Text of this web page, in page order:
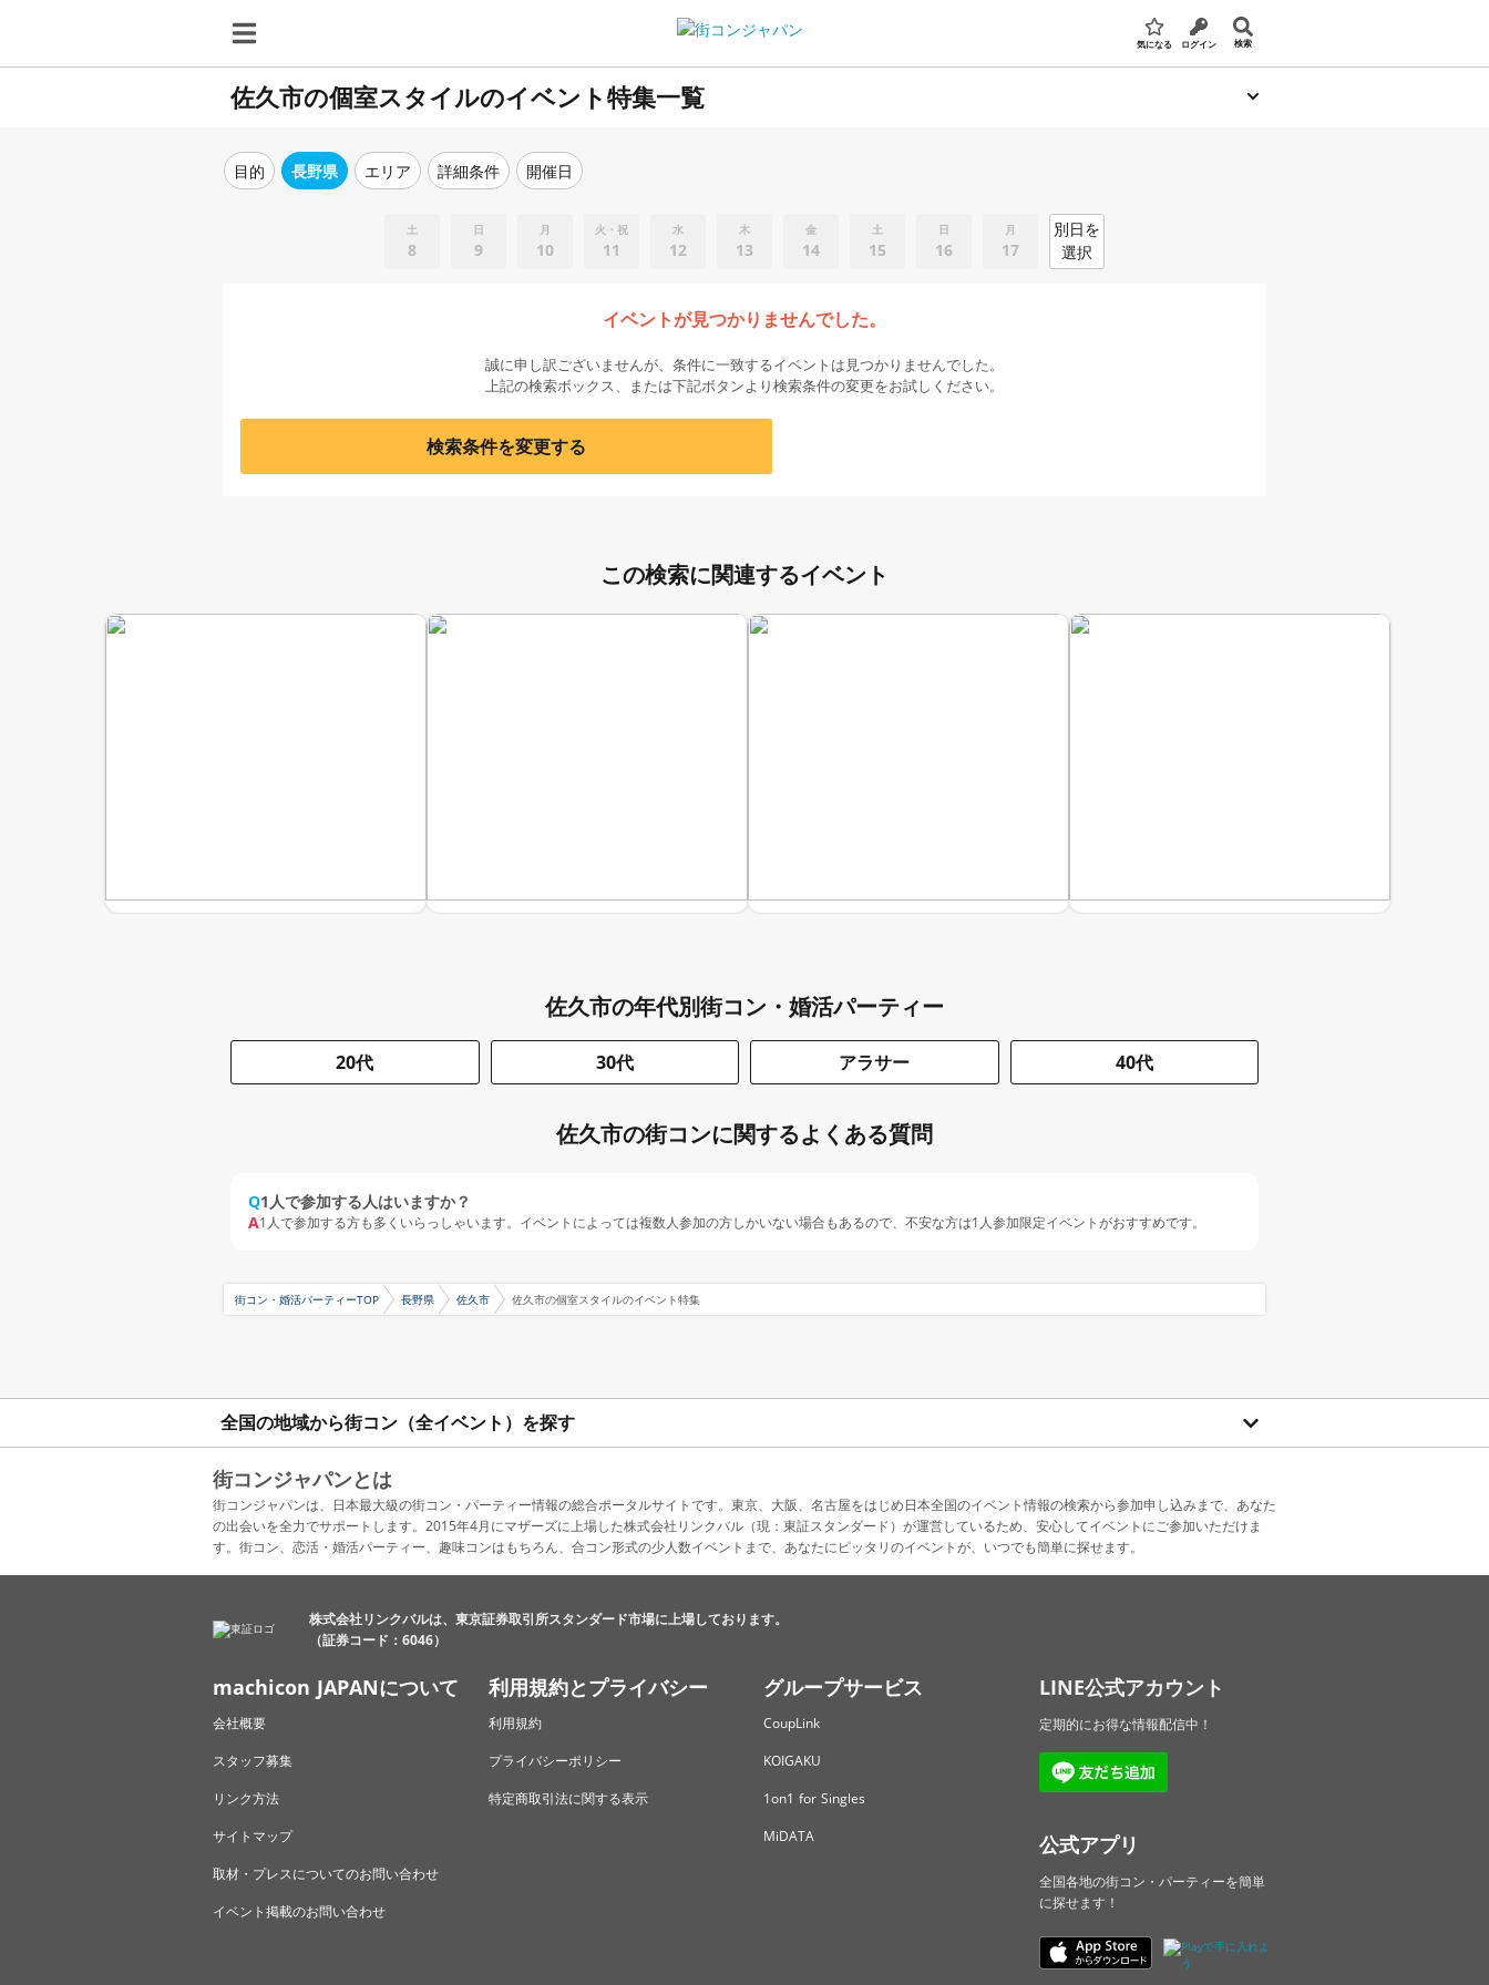
気になる ログイン 検索
佐久市の個室スタイルのイベント特集一覧
目的 長野県 エリア 詳細条件 開催日
土
8
日
9
月
10
火・祝
11
水
12
木
13
金
14
土
15
日
16
月
17
別日を
選択
イベントが見つかりませんでした。
誠に申し訳ございませんが、条件に一致するイベントは見つかりませんでした。
上記の検索ボックス、または下記ボタンより検索条件の変更をお試しください。
検索条件を変更する
この検索に関連するイベント
佐久市の年代別街コン・婚活パーティー
20代 30代 アラサー 40代
佐久市の街コンに関するよくある質問
Q1人で参加する人はいますか？
A1人で参加する方も多くいらっしゃいます。イベントによっては複数人参加の方しかいない場合もあるので、不安な方は1人参加限定イベントがおすすめです。
街コン・婚活パーティーTOP 長野県 佐久市 佐久市の個室スタイルのイベント特集
全国の地域から街コン（全イベント）を探す
街コンジャパンとは
街コンジャパンは、日本最大級の街コン・パーティー情報の総合ポータルサイトです。東京、大阪、名古屋をはじめ日本全国のイベント情報の検索から参加申し込みまで、あなた
の出会いを全力でサポートします。2015年4月にマザーズに上場した株式会社リンクバル（現：東証スタンダード）が運営しているため、安心してイベントにご参加いただけま
す。街コン、恋活・婚活パーティー、趣味コンはもちろん、合コン形式の少人数イベントまで、あなたにピッタリのイベントが、いつでも簡単に探せます。
株式会社リンクバルは、東京証券取引所スタンダード市場に上場しております。
（証券コード：6046）
machicon JAPANについて
会社概要
スタッフ募集
リンク方法
サイトマップ
取材・プレスについてのお問い合わせ
イベント掲載のお問い合わせ
利用規約とプライバシー
利用規約
プライバシーポリシー
特定商取引法に関する表示
グループサービス
CoupLink
KOIGAKU
1on1 for Singles
MiDATA
LINE公式アカウント
定期的にお得な情報配信中！
公式アプリ
全国各地の街コン・パーティーを簡単
に探せます！